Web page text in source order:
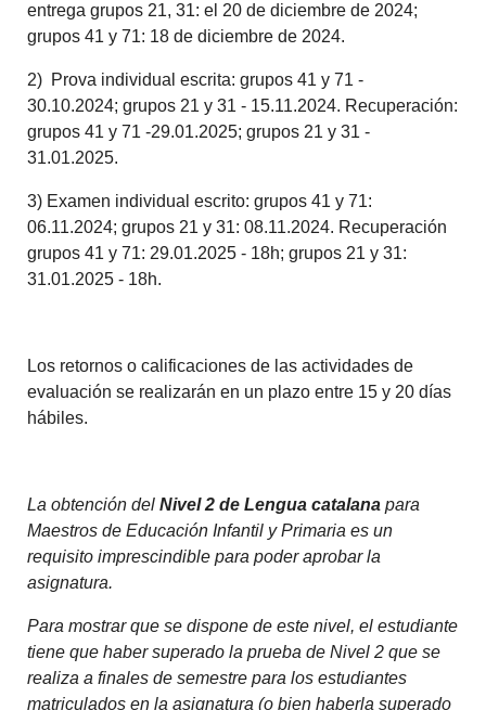
entrega grupos 21, 31: el 20 de diciembre de 2024;
grupos 41 y 71: 18 de diciembre de 2024.
2) Prova individual escrita: grupos 41 y 71 -
30.10.2024; grupos 21 y 31 - 15.11.2024. Recuperación:
grupos 41 y 71 -29.01.2025; grupos 21 y 31 -
31.01.2025.
3) Examen individual escrito: grupos 41 y 71:
06.11.2024; grupos 21 y 31: 08.11.2024. Recuperación
grupos 41 y 71: 29.01.2025 - 18h; grupos 21 y 31:
31.01.2025 - 18h.
Los retornos o calificaciones de las actividades de
evaluación se realizarán en un plazo entre 15 y 20 días
hábiles.
La obtención delNivel 2 de Lengua catalana para
Maestros de Educación Infantil y Primaria es un
requisito imprescindible para poder aprobar la
asignatura.
Para mostrar que se dispone de este nivel, el estudiante
tiene que haber superado la prueba de Nivel 2 que se
realiza a finales de semestre para los estudiantes
matriculados en la asignatura (o bien haberla superado